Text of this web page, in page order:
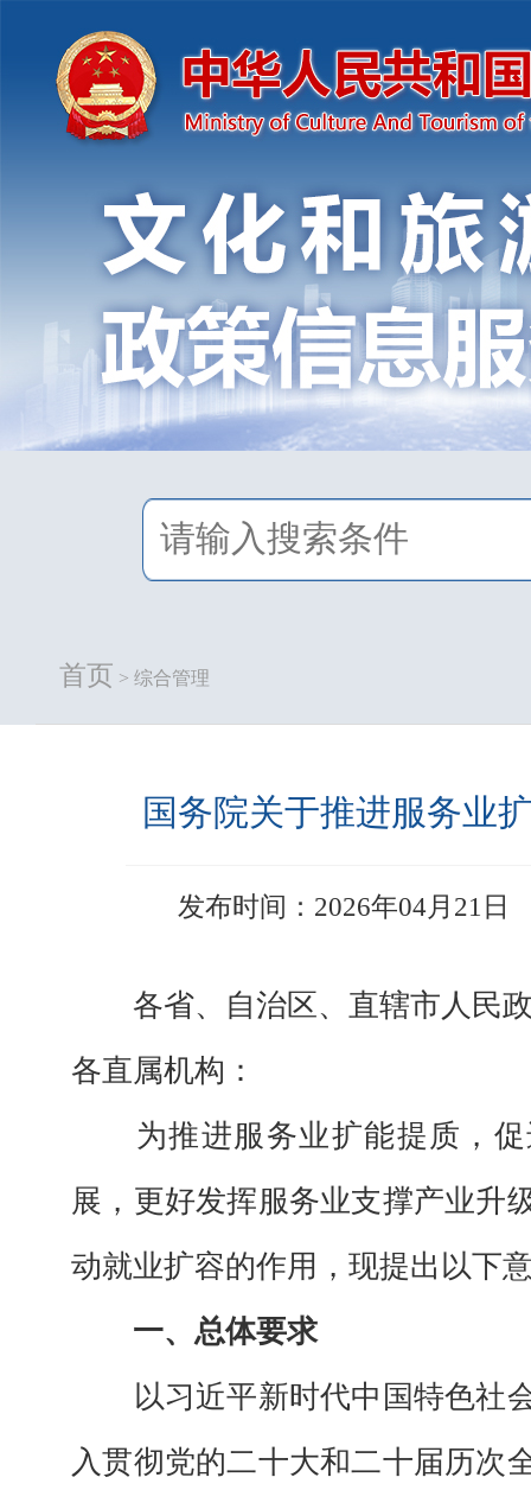
首页 > 综合管理
国务院关于推进服务业
发布时间：2026年04月21日
各省、自治区、直辖市人民
各直属机构：
为推进服务业扩能提质，促
展，更好发挥服务业支撑产业升
动就业扩容的作用，现提出以下
一、总体要求
以习近平新时代中国特色社
入贯彻党的二十大和二十届历次